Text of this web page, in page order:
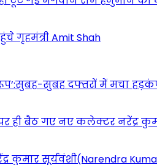
गृहमंत्री Amit Shah
सुबह दफ्तरों में मचा
ही बैठ गए नए कलेक्टर नरेंद्र
कुमार सूर्यवंशी(Narendra